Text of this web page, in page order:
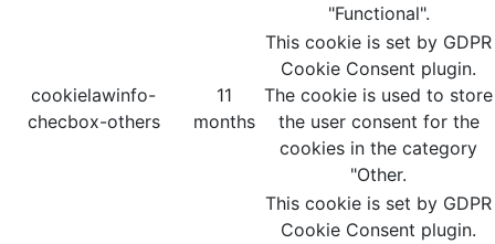
"Functional".
cookielawinfo-
checbox-others
11
months
This cookie is set by GDPR
Cookie Consent plugin.
The cookie is used to store
the user consent for the
cookies in the category
"Other.
This cookie is set by GDPR
Cookie Consent plugin.